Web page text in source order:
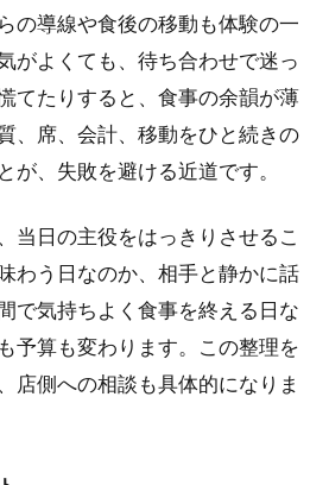
の導線や食後の移動も体験の一
がよくても、待ち合わせで迷っ
てたりすると、食事の余韻が薄
、席、会計、移動をひと続きの
が、失敗を避ける近道です。
当日の主役をはっきりさせるこ
わう日なのか、相手と静かに話
で気持ちよく食事を終える日な
予算も変わります。この整理を
店側への相談も具体的になりま